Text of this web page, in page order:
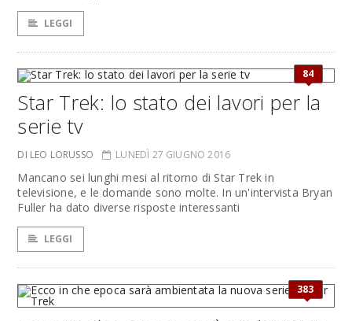
LEGGI
84
Star Trek: lo stato dei lavori per la
serie tv
DI LEO LORUSSO LUNEDÌ 27 GIUGNO 2016
Mancano sei lunghi mesi al ritorno di Star Trek in
televisione, e le domande sono molte. In un'intervista Bryan
Fuller ha dato diverse risposte interessanti
LEGGI
383